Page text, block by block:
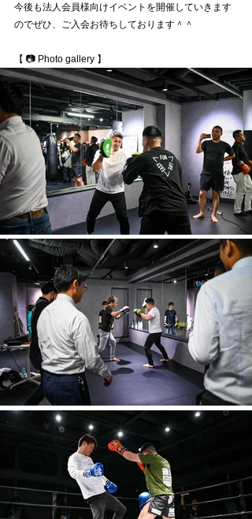
今後も法人会員様向けイベントを開催していきます
のでぜひ、ご入会お待ちしております＾＾
【 📷 Photo gallery 】